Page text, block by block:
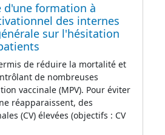
formation à
des internes
sur l'hésitation
de réduire la mortalité et
de nombreuses
vaccinale (MPV). Pour éviter
réapparaissent, des
(CV) élevées (objectifs : CV